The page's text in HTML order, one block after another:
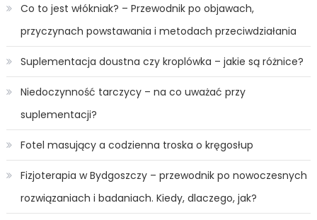
Co to jest włókniak? – Przewodnik po objawach,
przyczynach powstawania i metodach przeciwdziałania
Suplementacja doustna czy kroplówka – jakie są różnice?
Niedoczynność tarczycy – na co uważać przy
suplementacji?
Fotel masujący a codzienna troska o kręgosłup
Fizjoterapia w Bydgoszczy – przewodnik po nowoczesnych
rozwiązaniach i badaniach. Kiedy, dlaczego, jak?